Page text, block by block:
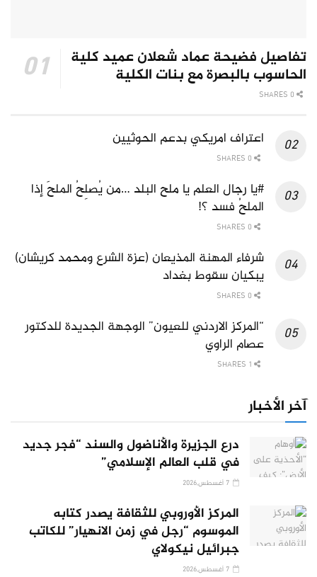
تفاصيل فضيحة عماد شعلان عميد كلية
الحاسوب بالبصرة مع بنات الكلية
0 SHARES
اعتراف امريكي بدعم الحوثيين
0 SHARES
#يا رجال العلم يا ملح البلد …من يُصلِحُ الملحَ إذا
الملحُ فسد ؟!
0 SHARES
شرفاء المهنة المذيعان (عزة الشرع ومحمد كريشان)
يبكيان سقوط بغداد
0 SHARES
“المركز الاردني للعيون” الوجهة الجديدة للدكتور
عصام الراوي
1 SHARES
آخر الأخبار
درع الجزيرة والأناضول والسند “فجر جديد
في قلب العالم الإسلامي”
7 أغسطس,2026
المركز الأوروبي للثقافة يصدر كتابه
الموسوم “رجل في زمن الانهيار” للكاتب
جبرائيل نيكولاي
7 أغسطس,2026